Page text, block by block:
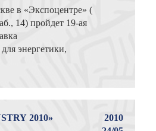
в «Экспоцентре» (
14) пройдет 19-ая
энергетики,
2010»
2010